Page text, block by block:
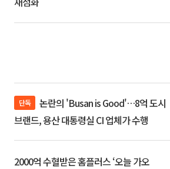
단독
브랜드, 용산 대통령실 CI 업체가 수행
2000억 수혈받은 홈플러스 ‘오늘 가오